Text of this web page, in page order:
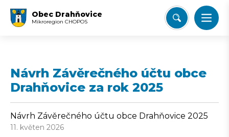
Obec Drahňovice
Mikroregion CHOPOS
Návrh Závěrečného účtu obce
Drahňovice za rok 2025
Návrh Závěrečného účtu obce Drahňovice 2025
11. květen 2026